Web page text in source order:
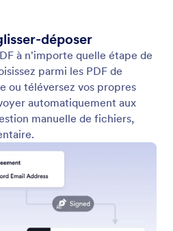
flux de travail, notifiez
et laissez-les
en un seul clic.